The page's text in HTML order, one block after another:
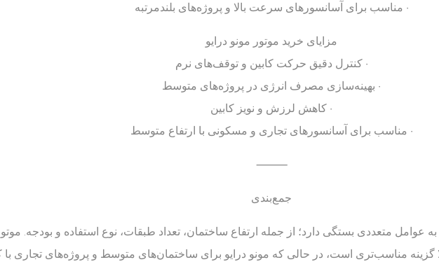
• مناسب برای آسانسورهای سرعت بالا و پروژه‌های بلندمرتبه
مزایای خرید موتور مونو درایو
• کنترل دقیق حرکت کابین و توقف‌های نرم
• بهینه‌سازی مصرف انرژی در پروژه‌های متوسط
• کاهش لرزش و نویز کابین
• مناسب برای آسانسورهای تجاری و مسکونی با ارتفاع متوسط
⸻
جمع‌بندی
به عوامل متعددی بستگی دارد؛ از جمله ارتفاع ساختمان، تعداد طبقات، نوع استفاده و بودجه.
گزینه مناسب‌تری است، در حالی که مونو درایو برای ساختمان‌های متوسط و پروژه‌های تجاری با